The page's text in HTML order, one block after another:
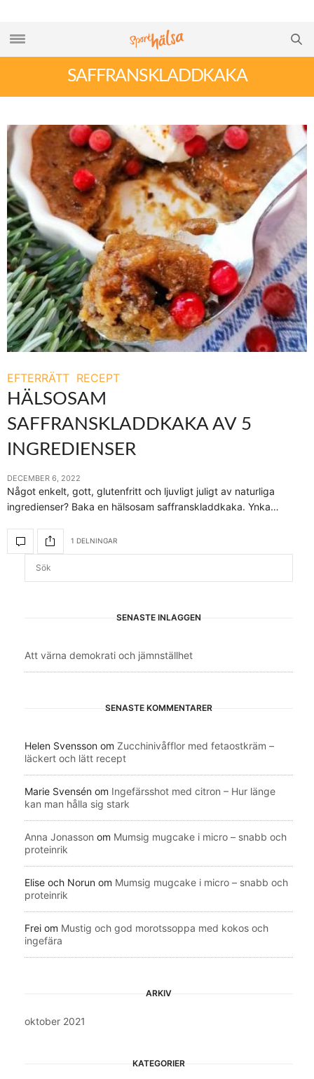
SAFFRANSKLADDKAKA
EFTERRÄTT RECEPT
HÄLSOSAM
SAFFRANSKLADDKAKA AV 5
INGREDIENSER
DECEMBER 6, 2022
Något enkelt, gott, glutenfritt och ljuvligt juligt av naturliga
ingredienser? Baka en hälsosam saffranskladdkaka. Ynka…
1 DELNINGAR
SENASTE INLÄGGEN
Att värna demokrati och jämnställhet
SENASTE KOMMENTARER
Helen Svensson om Zucchinivåfflor med fetaostkräm –
läckert och lätt recept
Marie Svensén om Ingefärsshot med citron – Hur länge
kan man hålla sig stark
Anna Jonasson om Mumsig mugcake i micro – snabb och
proteinrik
Elise och Norun om Mumsig mugcake i micro – snabb och
proteinrik
Frei om Mustig och god morotssoppa med kokos och
ingefära
ARKIV
oktober 2021
KATEGORIER